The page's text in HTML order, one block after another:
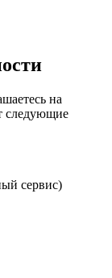
на
следующие
сервис)